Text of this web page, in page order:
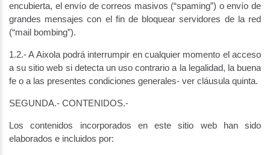
encubierta, el envío de correos masivos (“spaming”) o envío de
grandes mensajes con el fin de bloquear servidores de la red
(“mail bombing”).
1.2.- A Aixola podrá interrumpir en cualquier momento el acceso
a su sitio web si detecta un uso contrario a la legalidad, la buena
fe o a las presentes condiciones generales- ver cláusula quinta.
SEGUNDA.- CONTENIDOS.-
Los contenidos incorporados en este sitio web han sido
elaborados e incluidos por: